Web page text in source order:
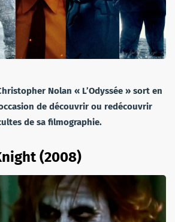
Nolan « L’Odyssée » sort en
de découvrir ou redécouvrir
de sa filmographie.
(2008)